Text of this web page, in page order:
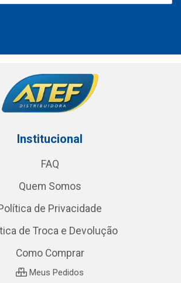
Institucional
FAQ
Quem Somos
de Privacidade
de Troca e Devolução
Como Comprar
Meus Pedidos